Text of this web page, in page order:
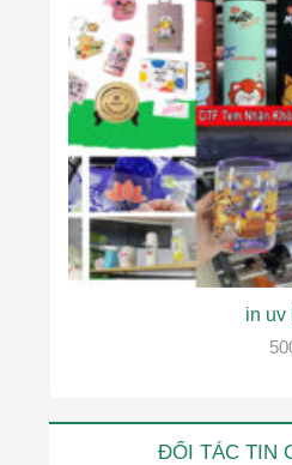
in uv
ĐỐI TÁC TIN